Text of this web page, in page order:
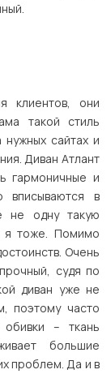
клиентов, они
такой стиль
сайтах и
Диван Атлант
гармоничные и
вписываются в
не одну такую
я тоже. Помимо
Очень
судя по
диван уже не
поэтому часто
– ткань
большие
проблем. Да и в